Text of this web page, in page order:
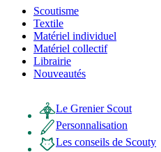
Scoutisme
Textile
Matériel individuel
Matériel collectif
Librairie
Nouveautés
Le Grenier Scout
Personnalisation
Les conseils de Scouty